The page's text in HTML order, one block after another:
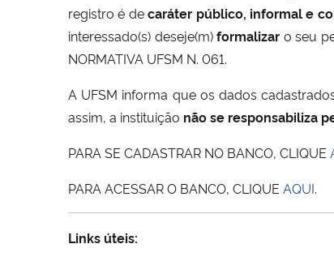
registro é decaráter público, informal e
interessado(s) deseje(m)formalizar o seu
NORMATIVA UFSM N. 061.
A UFSM informa que os dados
assim, a instituição não se responsabiliza
PARA SE CADASTRAR NO BANCO, CLIQUE
PARA ACESSAR O BANCO, CLIQUE AQUI.
Links úteis: